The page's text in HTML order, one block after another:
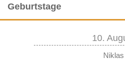
Geburtstage
10.
Niklas